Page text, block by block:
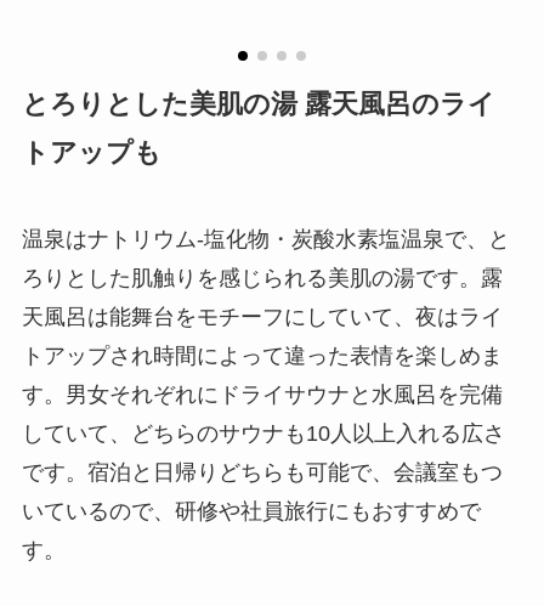
とろりとした美肌の湯 露天風呂のライ
トアップも
温泉はナトリウム-塩化物・炭酸水素塩温泉で、と
ろりとした肌触りを感じられる美肌の湯です。露
天風呂は能舞台をモチーフにしていて、夜はライ
トアップされ時間によって違った表情を楽しめま
す。男女それぞれにドライサウナと水風呂を完備
していて、どちらのサウナも10人以上入れる広さ
です。宿泊と日帰りどちらも可能で、会議室もつ
いているので、研修や社員旅行にもおすすめで
す。